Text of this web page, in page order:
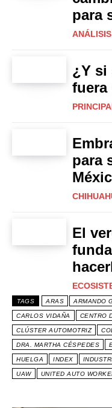
para
¿Y si
fuera
para
El
TAGS ARAS ARMANDO
CARLOS VIDAÑA CENTRO
CLÚSTER AUTOMOTRIZ
DRA. MARTHA CÉSPEDES
HUELGA INDEX
UAW UNITED AUTO